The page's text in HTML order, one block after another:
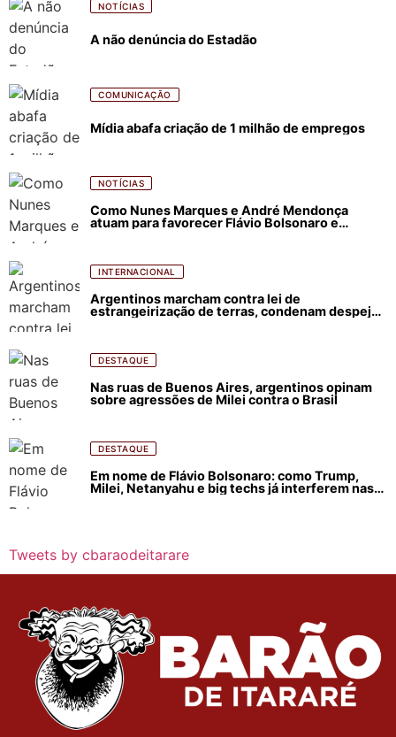
NOTÍCIAS
A não denúncia do Estadão
COMUNICAÇÃO
Mídia abafa criação de 1 milhão de empregos
NOTÍCIAS
Como Nunes Marques e André Mendonça
atuam para favorecer Flávio Bolsonaro e
INTERNACIONAL
Argentinos marcham contra lei de
estrangeirização de terras, condenam despejos
DESTAQUE
Nas ruas de Buenos Aires, argentinos opinam
sobre agressões de Milei contra o Brasil
DESTAQUE
Em nome de Flávio Bolsonaro: como Trump,
Milei, Netanyahu e big techs já interferem nas
Tweets by cbaraodeitarare